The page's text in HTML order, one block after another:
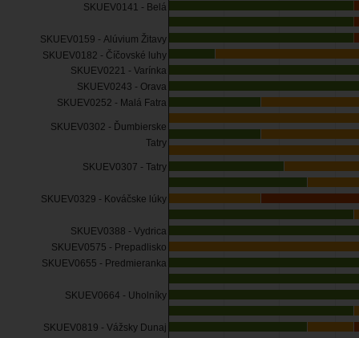
SKUEV0141 - Belá
SKUEV0159 - Alúvium Žitavy
SKUEV0182 - Číčovské luhy
SKUEV0221 - Varínka
SKUEV0243 - Orava
SKUEV0252 - Malá Fatra
SKUEV0302 - Ďumbierske
Tatry
SKUEV0307 - Tatry
SKUEV0329 - Kováčske lúky
SKUEV0388 - Vydrica
SKUEV0575 - Prepadlisko
SKUEV0655 - Predmieranka
SKUEV0664 - Uholníky
SKUEV0819 - Vážsky Dunaj